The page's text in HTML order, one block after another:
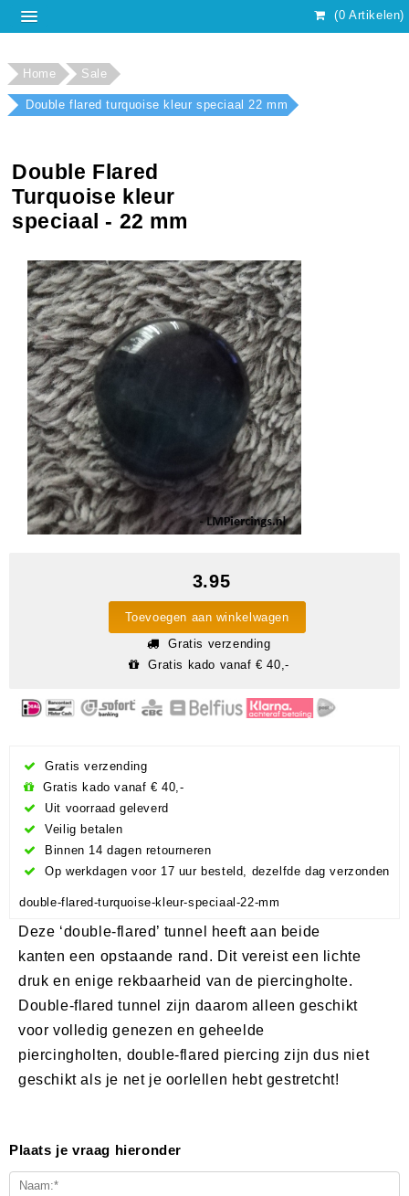
(0 Artikelen)
Home Sale
Double flared turquoise kleur speciaal 22 mm
Double Flared
Turquoise kleur
speciaal - 22 mm
3.95
Toevoegen aan winkelwagen
Gratis verzending
Gratis kado vanaf € 40,-
Gratis verzending
Gratis kado vanaf € 40,-
Uit voorraad geleverd
Veilig betalen
Binnen 14 dagen retourneren
Op werkdagen voor 17 uur besteld, dezelfde dag verzonden
double-flared-turquoise-kleur-speciaal-22-mm
Deze ‘double-flared’ tunnel heeft aan beide
kanten een opstaande rand. Dit vereist een lichte
druk en enige rekbaarheid van de piercingholte.
Double-flared tunnel zijn daarom alleen geschikt
voor volledig genezen en geheelde
piercingholten, double-flared piercing zijn dus niet
geschikt als je net je oorlellen hebt gestretcht!
Plaats je vraag hieronder